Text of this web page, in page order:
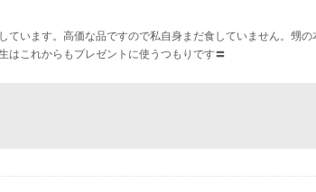
います。高価な品ですので私自身まだ食していません。甥
はこれからもプレゼントに使うつもりです〓